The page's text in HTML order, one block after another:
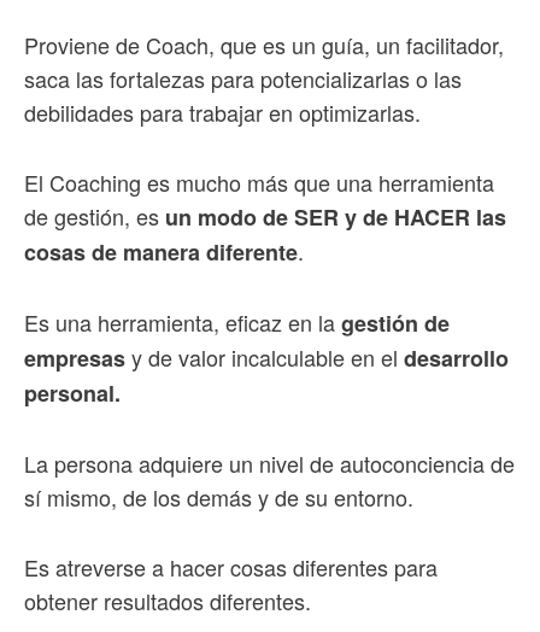
Proviene de Coach, que es un guía, un facilitador,
saca las fortalezas para potencializarlas o las
debilidades para trabajar en optimizarlas.
El Coaching es mucho más que una herramienta
de gestión, es un modo de SER y de HACER las
cosas de manera diferente.
Es una herramienta, eficaz en lagestión de
empresasy de valor incalculable en el desarrollo
personal.
La persona adquiere un nivel de autoconciencia de
sí mismo, de los demás y de su entorno.
Es atreverse a hacer cosas diferentes para
obtener resultados diferentes.